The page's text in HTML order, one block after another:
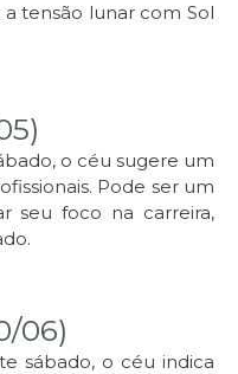
tensão lunar com Sol
o céu sugere um
Pode ser um
seu foco na carreira,
06)
sábado, o céu indica